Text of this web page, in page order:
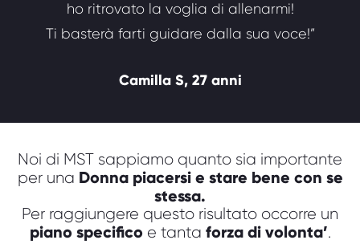
ho ritrovato la voglia di allenarmi!
Ti basterà farti guidare dalla sua voce!”
Camilla S, 27 anni
Noi di MST sappiamo quanto sia importante
per una Donna piacersi e stare bene con se
stessa.
Per raggiungere questo risultato occorre un
piano specifico e tanta forza di volonta’.